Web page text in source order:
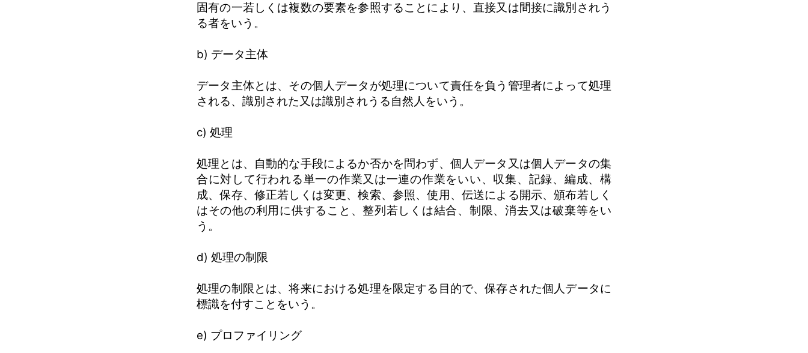
固有の一若しくは複数の要素を参照することにより、直接又は間接に識別されう
る者をいう。
b) データ主体
データ主体とは、その個人データが処理について責任を負う管理者によって処理
される、識別された又は識別されうる自然人をいう。
c) 処理
処理とは、自動的な手段によるか否かを問わず、個人データ又は個人データの集
合に対して行われる単一の作業又は一連の作業をいい、収集、記録、編成、構
成、保存、修正若しくは変更、検索、参照、使用、伝送による開示、頒布若しく
はその他の利用に供すること、整列若しくは結合、制限、消去又は破棄等をい
う。
d) 処理の制限
処理の制限とは、将来における処理を限定する目的で、保存された個人データに
標識を付すことをいう。
e) プロファイリング